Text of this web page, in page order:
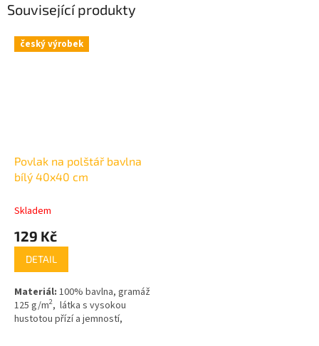
Související produkty
český výrobek
Povlak na polštář bavlna
bílý 40x40 cm
Skladem
129 Kč
DETAIL
Materiál: 100% bavlna, gramáž
125 g/m2, látka s vysokou
hustotou přízí a jemností,